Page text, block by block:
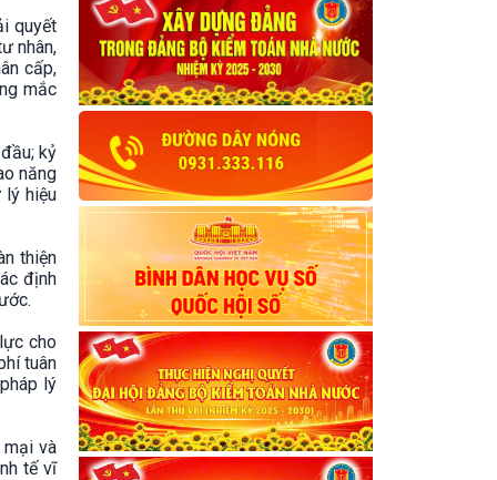
quyết
nhân,
cấp,
mắc
kỷ
năng
lý hiệu
thiện
định
cho
tuân
lý
mại và
tế vĩ
đến năm 2030, tầm nhìn
đến năm 2045